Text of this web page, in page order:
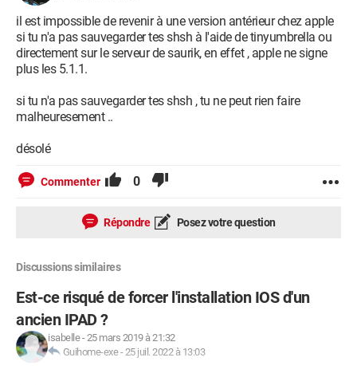
il est impossible de revenir à une version antérieur chez apple
si tu n'a pas sauvegarder tes shsh à l'aide de tinyumbrella ou
directement sur le serveur de saurik, en effet , apple ne signe
plus les 5.1.1.
si tu n'a pas sauvegarder tes shsh , tu ne peut rien faire
malheuresement ..
désolé
Commenter 0
Répondre Posez votre question
Discussions similaires
Est-ce risqué de forcer l'installation IOS d'un
ancien IPAD ?
isabelle-25 mars 2019 à 21:32
Guihome-exe-25 juil. 2022 à 13:03